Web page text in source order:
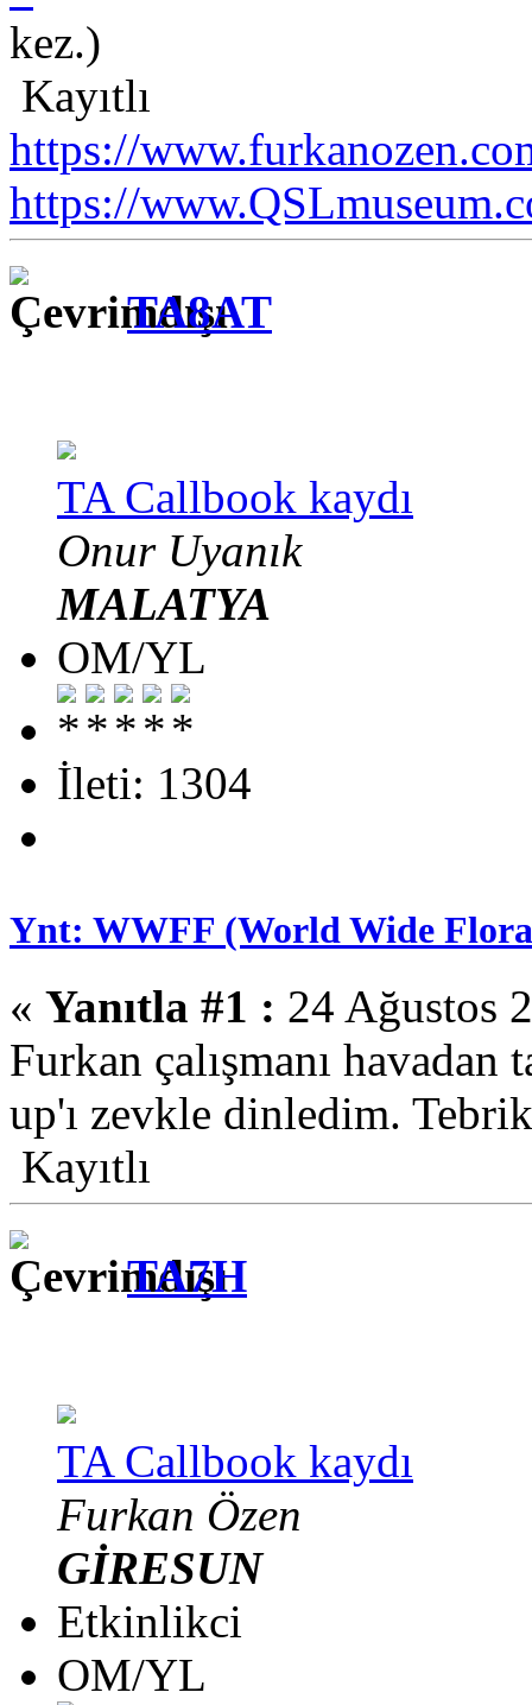
kez.)
Kayıtlı
https://
https://
TA8AT
TA Callbook kaydı
Onur Uyanık
MALATYA
OM/YL
İleti: 1304
Ynt: WWFF (World Wide
« Yanıtla #1 : 24 Ağustos
Furkan çalışmanı havadan
up'ı zevkle dinledim.
Kayıtlı
TA7H
TA Callbook kaydı
Furkan Özen
GİRESUN
Etkinlikci
OM/YL